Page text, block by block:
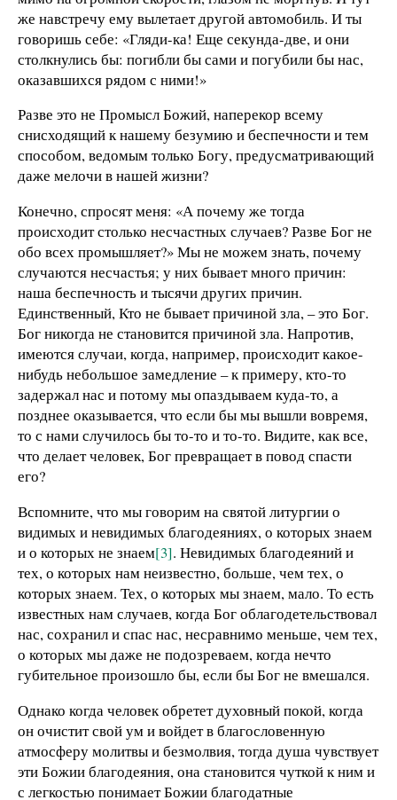
же навстречу ему вылетает другой автомобиль. И ты
говоришь себе: «Гляди-ка! Еще секунда-две, и они
столкнулись бы: погибли бы сами и погубили бы нас,
оказавшихся рядом с ними!»
Разве это не Промысл Божий, наперекор всему
снисходящий к нашему безумию и беспечности и тем
способом, ведомым только Богу, предусматривающий
даже мелочи в нашей жизни?
Конечно, спросят меня: «А почему же тогда
происходит столько несчастных случаев? Разве Бог не
обо всех промышляет?» Мы не можем знать, почему
случаются несчастья; у них бывает много причин:
наша беспечность и тысячи других причин.
Единственный, Кто не бывает причиной зла, – это Бог.
Бог никогда не становится причиной зла. Напротив,
имеются случаи, когда, например, происходит какое-
нибудь небольшое замедление – к примеру, кто-то
задержал нас и потому мы опаздываем куда-то, а
позднее оказывается, что если бы мы вышли вовремя,
то с нами случилось бы то-то и то-то. Видите, как все,
что делает человек, Бог превращает в повод спасти
его?
Вспомните, что мы говорим на святой литургии о
видимых и невидимых благодеяниях, о которых знаем
и о которых не знаем[3]. Невидимых благодеяний и
тех, о которых нам неизвестно, больше, чем тех, о
которых знаем. Тех, о которых мы знаем, мало. То есть
известных нам случаев, когда Бог облагодетельствовал
нас, сохранил и спас нас, несравнимо меньше, чем тех,
о которых мы даже не подозреваем, когда нечто
губительное произошло бы, если бы Бог не вмешался.
Однако когда человек обретет духовный покой, когда
он очистит свой ум и войдет в благословенную
атмосферу молитвы и безмолвия, тогда душа чувствует
эти Божии благодеяния, она становится чуткой к ним и
с легкостью понимает Божии благодатные